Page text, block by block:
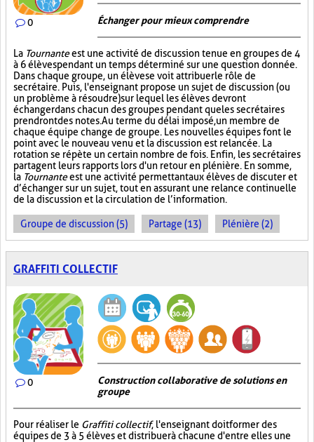
0 Échanger pour mieux comprendre
La Tournanteest une activité de discussion tenue en groupes de 4
à 6 élèves pendant un temps déterminé sur une question donnée.
Dans chaque groupe, un élève se voit attribuer le rôle de
secrétaire. Puis, l'enseignant propose un sujet de discussion (ou
un problème à résoudre) sur lequel les élèves devront
échanger dans chacun des groupes pendant que les secrétaires
prendront des notes. Au terme du délai imposé, un membre de
chaque équipe change de groupe. Les nouvelles équipes font le
point avec le nouveau venu et la discussion est relancée. La
rotation se répète un certain nombre de fois. Enfin, les secrétaires
partagent leurs rapports lors d'un retour en plénière. En somme,
la Tournanteest une activité permettant aux élèves de discuter et
d’échanger sur un sujet, tout en assurant une relance continuelle
de la discussion et la circulation de l’information.
Groupe de discussion (5) Partage (13) Plénière (2)
GRAFFITI COLLECTIF
0
Construction collaborative de solutions en
groupe
Pour réaliser le Graffiti collectif, l'enseignant doit former des
équipes de 3 à 5 élèves et distribuer à chacune d'entre elles une